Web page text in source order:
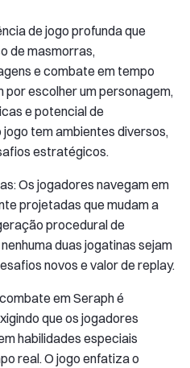
de jogo profunda que
de masmorras,
e combate em tempo
escolher um personagem,
e potencial de
tem ambientes diversos,
estratégicos.
Os jogadores navegam em
projetadas que mudam a
procedural de
duas jogatinas sejam
novos e valor de replay.
em Seraph é
que os jogadores
habilidades especiais
real. O jogo enfatiza o